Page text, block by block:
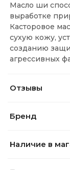
Масло ши
выработке
Касторовое
сухую кожу,
созданию
агрессивных
Отзывы
Бренд
Наличие в